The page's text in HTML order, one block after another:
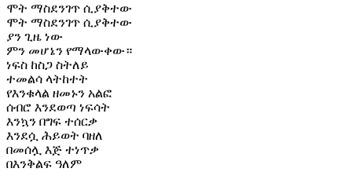
ሞት ማስደንገጥ ሲያቅተው
ሞት ማስደንገጥ ሲያቅተው
ያን ጊዜ ነው
ምን መሆኔን የማላውቀው።
ነፍስ ከስጋ ስትለይ
ተመልሳ ላትከተት
የእንቁላል ዘመኑን አልፎ
ሰብሮ እንደወጣ ነፍሳት
እንኳን በግፍ ተሰርቃ
እንደሷ ሕይወት ባዘለ
በመሰሏ እጅ ተነጥቃ
በእንቅልፍ ዓለም